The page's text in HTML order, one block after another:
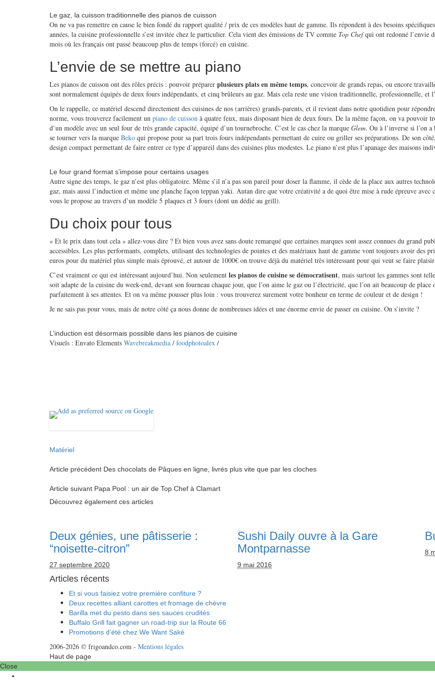
Le gaz, la cuisson traditionnelle des pianos de cuisson
On ne va pas remettre en cause le bien fondé du rapport qualité / prix de ces modèles haut de gamme. Ils répondent à des besoins
années, la cuisine professionnelle s’est invitée chez le particulier. Cela vient des émissions de TV comme Top Chefqui ont redonné l’envie
mois où les français ont passé beaucoup plus de temps (forcé) en cuisine.
L’envie de se mettre au piano
Les pianos de cuisson ont des rôles précis : pouvoir préparer plusieurs plats en même temps, concevoir de grands repas, ou encore
sont normalement équipés de deux fours indépendants, et cinq brûleurs au gaz. Mais cela reste une vision traditionnelle, professionnelle, et
On le rappelle, ce matériel descend directement des cuisines de nos (arrières) grands-parents, et il revient dans notre quotidien pour
norme, vous trouverez facilement un piano de cuisson à quatre feux, mais disposant bien de deux fours. De la même façon, on va
d’un modèle avec un seul four de très grande capacité, équipé d’un tournebroche. C’est le cas chez la marque Glem. Ou à l’inverse si l’on
se tourner vers la marque Beko qui propose pour sa part trois fours indépendants permettant de cuire ou griller ses préparations. De son
design compact permettant de faire entrer ce type d’appareil dans des cuisines plus modestes. Le piano n’est plus l’apanage des maisons
Le four grand format s’impose pour certains usages
Autre signe des temps, le gaz n’est plus obligatoire. Même s’il n’a pas son pareil pour doser la flamme, il cède de la place aux autres
gaz, mais aussi l’induction et même une planche façon teppan yaki. Autan dire que votre créativité a de quoi être mise à rude épreuve
vous le propose au travers d’un modèle 5 plaques et 3 fours (dont un dédié au grill).
Du choix pour tous
« Et le prix dans tout cela » allez-vous dire ? Et bien vous avez sans doute remarqué que certaines marques sont assez connues du grand
accessibles. Les plus performants, complets, utilisant des technologies de pointes et des matériaux haut de gamme vont toujours avoir des
euros pour du matériel plus simple mais éprouvé, et autour de 1000€ on trouve déjà du matériel très intéressant pour qui veut se faire
C’est vraiment ce qui est intéressant aujourd’hui. Non seulement les pianos de cuisine se démocratisent, mais surtout les gammes sont
soit adapte de la cuisine du week-end, devant son fourneau chaque jour, que l’on aime le gaz ou l’électricité, que l’on ait beaucoup de
parfaitement à ses attentes. Et on va même pousser plus loin : vous trouverez surement votre bonheur en terme de couleur et de design !
Je ne sais pas pour vous, mais de notre côté ça nous donne de nombreuses idées et une énorme envie de passer en cuisine. On s’invite ?
L’induction est désormais possible dans les pianos de cuisine
Visuels : Envato Elements Wavebreakmedia / foodphotoalex /
Matériel
Article précédent Des chocolats de Pâques en ligne, livrés plus vite que par les cloches
Article suivant Papa Pool : un air de Top Chef à Clamart
Découvrez également ces articles
Deux génies, une pâtisserie :
“noisette-citron”
27 septembre 2020
Sushi Daily ouvre à la Gare
Montparnasse
9 mai 2016
8
Articles récents
Et si vous faisiez votre première confiture ?
Deux recettes alliant carottes et fromage de chèvre
Barilla met du pesto dans ses sauces crudités
Buffalo Grill fait gagner un road-trip sur la Route 66
Promotions d’été chez We Want Saké
2006-2026 © frigoandco.com - Mentions légales
Haut de page
Close